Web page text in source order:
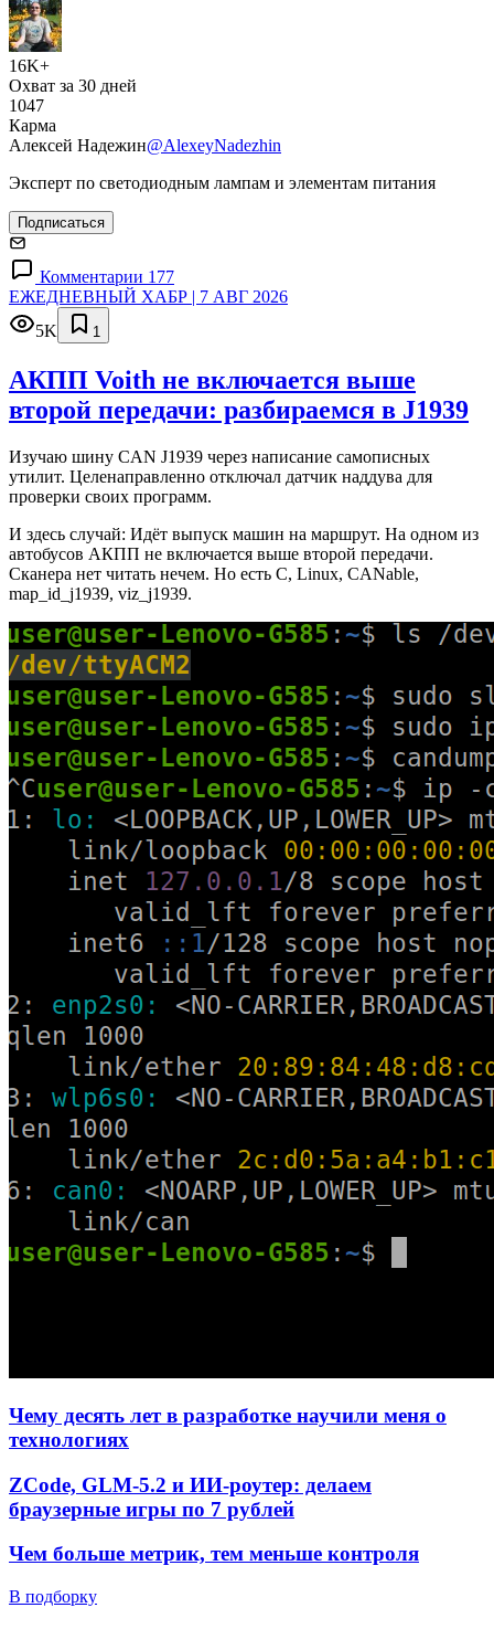
16K+
Охват за 30 дней
1047
Карма
Алексей Надежин@AlexeyNadezhin
Эксперт по светодиодным лампам и элементам питания
Подписаться
Комментарии 177
ЕЖЕДНЕВНЫЙ ХАБР | 7 АВГ 2026
5K
1
АКПП Voith не включается выше
второй передачи: разбираемся в J1939
Изучаю шину CAN J1939 через написание самописных
утилит. Целенаправленно отключал датчик наддува для
проверки своих программ.
И здесь случай: Идёт выпуск машин на маршрут. На одном из
автобусов АКПП не включается выше второй передачи.
Сканера нет читать нечем. Но есть C, Linux, CANable,
map_id_j1939, viz_j1939.
Чему десять лет в разработке научили меня о
технологиях
ZCode, GLM-5.2 и ИИ-роутер: делаем
браузерные игры по 7 рублей
Чем больше метрик, тем меньше контроля
В подборку